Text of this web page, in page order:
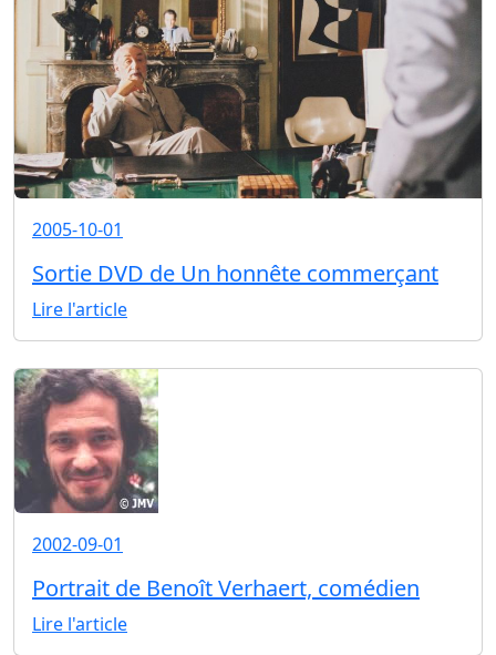
2005-10-01
Sortie DVD de Un honnête commerçant
Lire l'article
2002-09-01
Portrait de Benoît Verhaert, comédien
Lire l'article